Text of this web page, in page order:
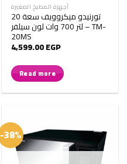
أجهزة المطبخ الصغيرة
تورنيدو ميكروويف سعة 20
لتر 700 وات لون سيلفر – TM-
20MS
4,599.00EGP
Read more
-38%